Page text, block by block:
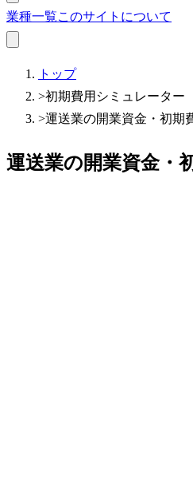
業種一覧このサイトについて
トップ
>初期費用シミュレーター
>運送業の開業資金・初期
運送業の開業資金・